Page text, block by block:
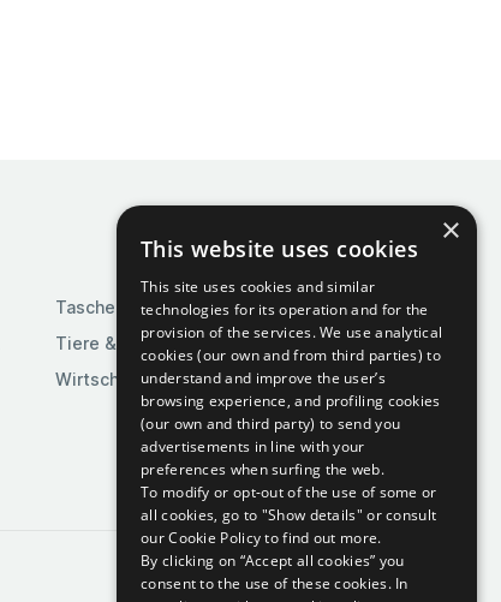
Taschen & Gepäck
Tiere & Tierbedarf
Wirtschaft & Industrie
×
This website uses cookies
This site uses cookies and similar
technologies for its operation and for the
provision of the services. We use analytical
cookies (our own and from third parties) to
understand and improve the user’s
browsing experience, and profiling cookies
(our own and third party) to send you
advertisements in line with your
preferences when surfing the web.
To modify or opt-out of the use of some or
all cookies, go to "Show details" or consult
our Cookie Policy to find out more.
By clicking on “Accept all cookies” you
consent to the use of these cookies. In